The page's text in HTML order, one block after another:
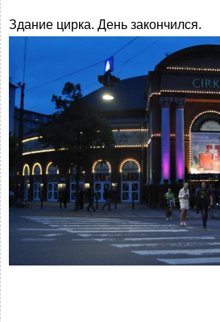
Здание цирка. День закончился.